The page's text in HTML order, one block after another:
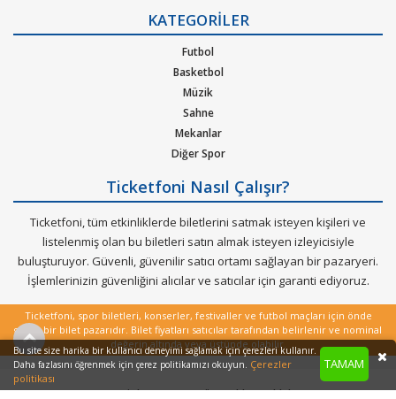
Kurumsal Ağırlama
Nasıl Çalışır
Bilet Tipi ve Teslimat
Üyelik Doğrulama
Sık Sorulan Sorular
KATEGORİLER
Futbol
Basketbol
Müzik
Sahne
Mekanlar
Diğer Spor
Ticketfoni Nasıl Çalışır?
Ticketfoni, tüm etkinliklerde biletlerini satmak isteyen kişileri ve
listelenmiş olan bu biletleri satın almak isteyen izleyicisiyle
buluşturuyor. Güvenli, güvenilir satıcı ortamı sağlayan bir pazaryeri.
İşlemlerinizin güvenliğini alıcılar ve satıcılar için garanti ediyoruz.
Ticketfoni, spor biletleri, konserler, festivaller ve futbol maçları için önde
gelen bir bilet pazarıdır. Bilet fiyatları satıcılar tarafından belirlenir ve nominal
değerin altında veya üstünde olabilir.
Copyright © 2022 - Tüm Hakları Saklıdır
TAMAM
Bu site size harika bir kullanıcı deneyimi sağlamak için çerezleri kullanır.
Daha fazlasını öğrenmek için çerez politikamızı okuyun. Çerezler
politikası